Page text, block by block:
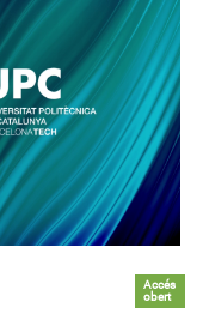
Accés
obert